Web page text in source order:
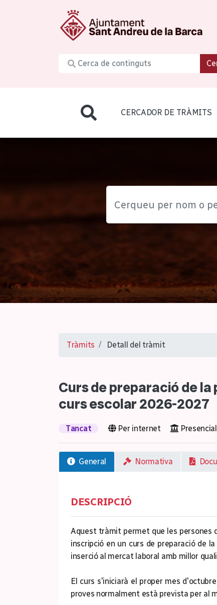
CERCADOR DE TRÀMITS
Tràmits Detall del tràmit
Curs de preparació de
curs escolar 2026-2027
Tancat Per internet Presencial
General Normativa
DESCRIPCIÓ
Aquest tràmit permet que les persones
inscripció en un curs de preparació de
inserció al mercat laboral amb millor
El curs s'iniciarà el proper mes
proves normalment està prevista per al